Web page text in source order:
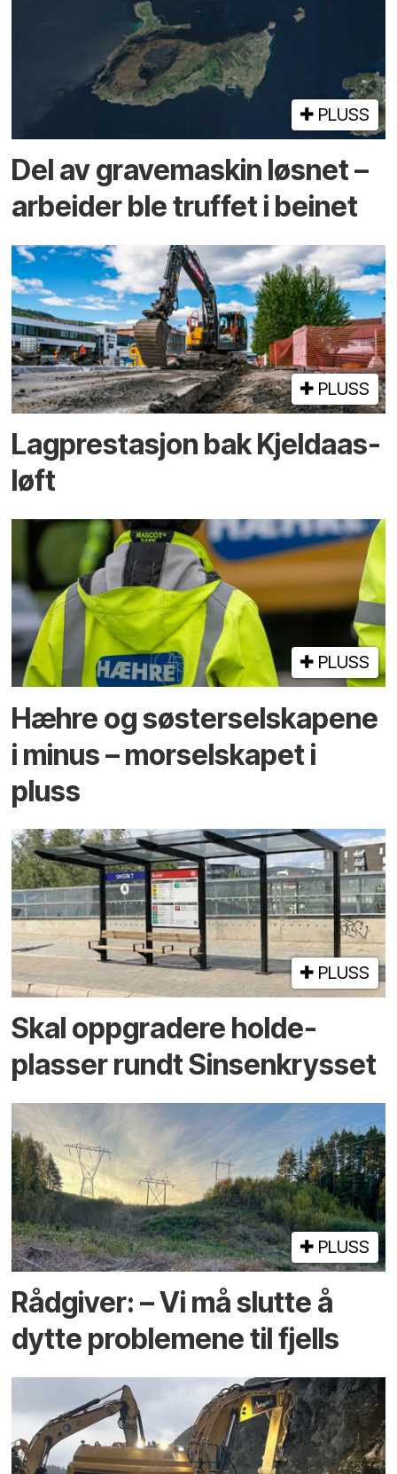
PLUSS
Del av grave­maskin løsnet –
arbeider ble truffet i beinet
PLUSS
Lagprestasjon bak Kjeldaas-
løft
PLUSS
Hæhre og søster­selskapene
i minus – mor­selskapet i
pluss
PLUSS
Skal oppgradere holde­
plasser rundt Sinsenkrysset
PLUSS
Rådgiver: – Vi må slutte å
dytte problemene til fjells